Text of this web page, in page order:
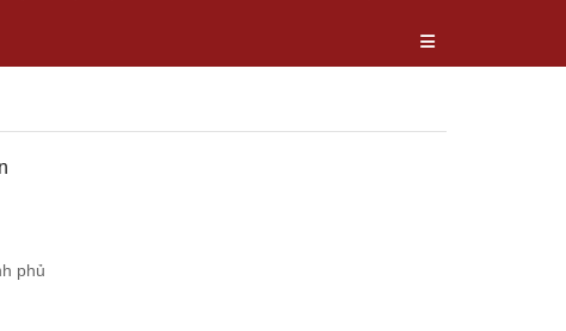
phủ